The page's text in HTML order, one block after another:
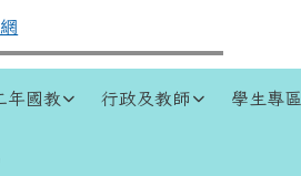
訊網
年國教 行政及教師 學生專區